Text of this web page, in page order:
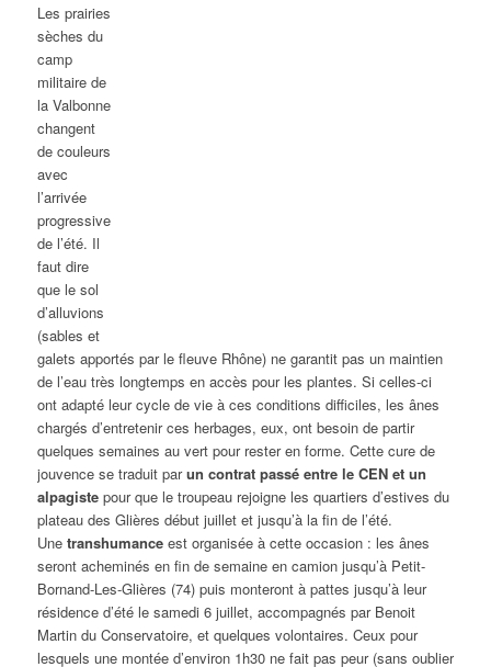
Les prairies
sèches du
camp
militaire de
la Valbonne
changent
de couleurs
avec
l’arrivée
progressive
de l’été. Il
faut dire
que le sol
d’alluvions
(sables et
galets apportés par le fleuve Rhône) ne garantit pas un maintien
de l’eau très longtemps en accès pour les plantes. Si celles-ci
ont adapté leur cycle de vie à ces conditions difficiles, les ânes
chargés d’entretenir ces herbages, eux, ont besoin de partir
quelques semaines au vert pour rester en forme. Cette cure de
jouvence se traduit parun contrat passé entre le CEN et un
alpagistepour que le troupeau rejoigne les quartiers d’estives du
plateau des Glières début juillet et jusqu’à la fin de l’été.
Une transhumance est organisée à cette occasion : les ânes
seront acheminés en fin de semaine en camion jusqu’à Petit-
Bornand-Les-Glières (74) puis monteront à pattes jusqu’à leur
résidence d’été le samedi 6 juillet, accompagnés par Benoit
Martin du Conservatoire, et quelques volontaires. Ceux pour
lesquels une montée d’environ 1h30 ne fait pas peur (sans oublier